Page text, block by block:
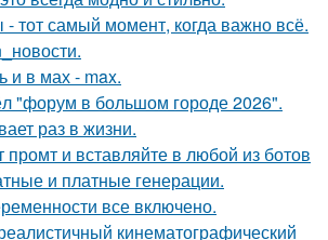
тот самый момент, когда важно всё.
и в мах - max.
"форум в большом городе 2026".
раз в жизни.
промт и вставляйте в любой из ботов
и платные генерации.
все включено.
кинематографический